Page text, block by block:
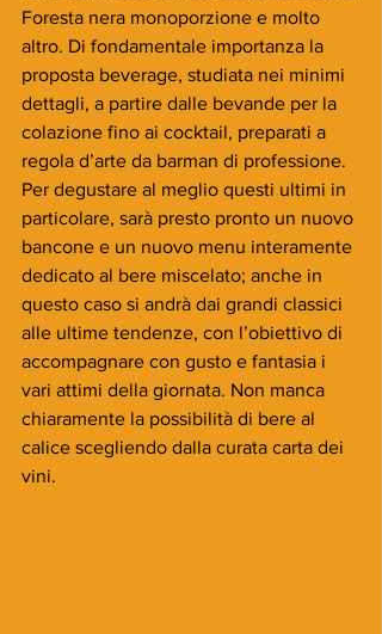
Foresta nera monoporzione e molto
altro. Di fondamentale importanza la
proposta beverage, studiata nei minimi
dettagli, a partire dalle bevande per la
colazione fino ai cocktail, preparati a
regola d’arte da barman di professione.
Per degustare al meglio questi ultimi in
particolare, sarà presto pronto un nuovo
bancone e un nuovo menu interamente
dedicato al bere miscelato; anche in
questo caso si andrà dai grandi classici
alle ultime tendenze, con l’obiettivo di
accompagnare con gusto e fantasia i
vari attimi della giornata. Non manca
chiaramente la possibilità di bere al
calice scegliendo dalla curata carta dei
vini.